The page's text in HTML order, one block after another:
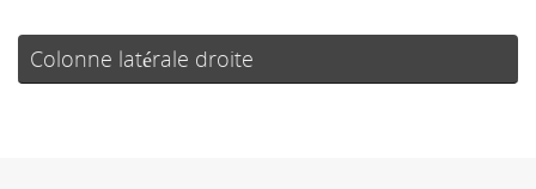
Colonne latérale droite